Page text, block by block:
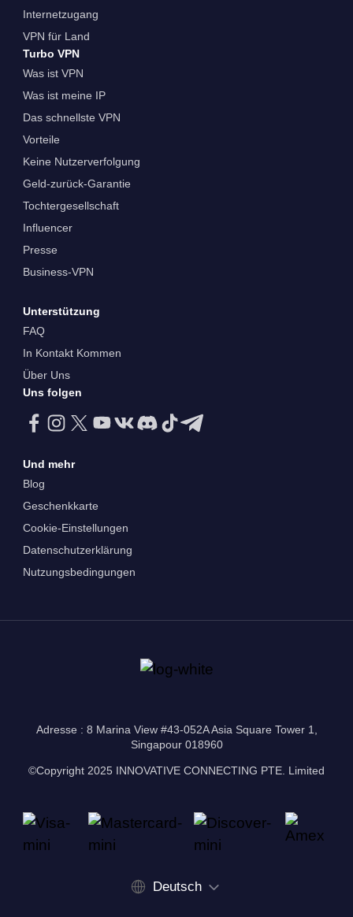
Internetzugang
VPN für Land
Turbo VPN
Was ist VPN
Was ist meine IP
Das schnellste VPN
Vorteile
Keine Nutzerverfolgung
Geld-zurück-Garantie
Tochtergesellschaft
Influencer
Presse
Business-VPN
Unterstützung
FAQ
In Kontakt Kommen
Über Uns
Uns folgen
Und mehr
Blog
Geschenkkarte
Cookie-Einstellungen
Datenschutzerklärung
Nutzungsbedingungen
Adresse : 8 Marina View #43-052A Asia Square Tower 1,
Singapour 018960
©Copyright 2025 INNOVATIVE CONNECTING PTE. Limited
Deutsch